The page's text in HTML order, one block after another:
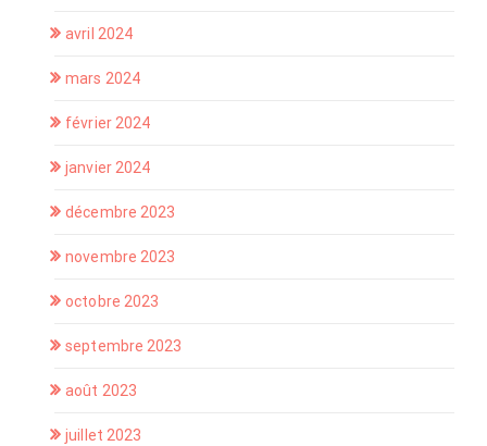
avril 2024
mars 2024
février 2024
janvier 2024
décembre 2023
novembre 2023
octobre 2023
septembre 2023
août 2023
juillet 2023